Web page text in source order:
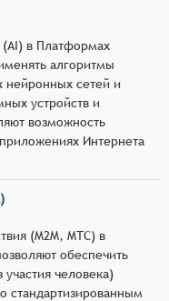
(AI) в Платформах
алгоритмы
нейронных сетей и
устройств и
возможность
Интернета
(M2M, MTC) в
обеспечить
человека)
стандартизированным